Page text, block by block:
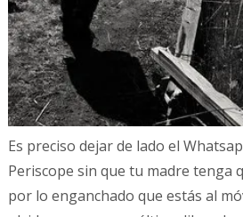
Es preciso dejar de lado el
Periscope sin que tu madre tenga
por lo enganchado que estás al